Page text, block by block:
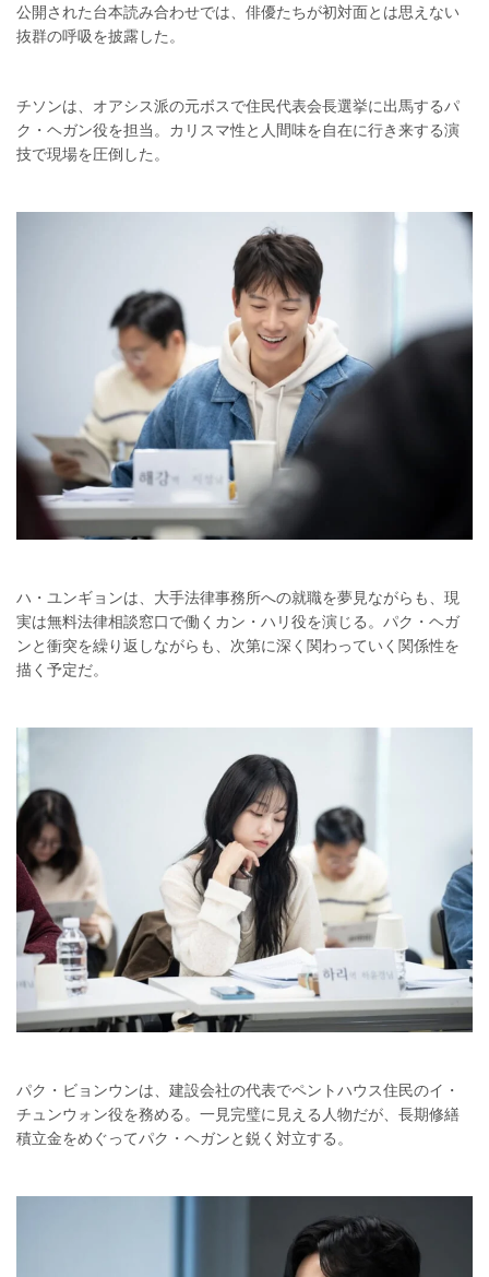
公開された台本読み合わせでは、俳優たちが初対面とは思えない
抜群の呼吸を披露した。
チソンは、オアシス派の元ボスで住民代表会長選挙に出馬するパ
ク・ヘガン役を担当。カリスマ性と人間味を自在に行き来する演
技で現場を圧倒した。
ハ・ユンギョンは、大手法律事務所への就職を夢見ながらも、現
実は無料法律相談窓口で働くカン・ハリ役を演じる。パク・ヘガ
ンと衝突を繰り返しながらも、次第に深く関わっていく関係性を
描く予定だ。
パク・ビョンウンは、建設会社の代表でペントハウス住民のイ・
チュンウォン役を務める。一見完璧に見える人物だが、長期修繕
積立金をめぐってパク・ヘガンと鋭く対立する。